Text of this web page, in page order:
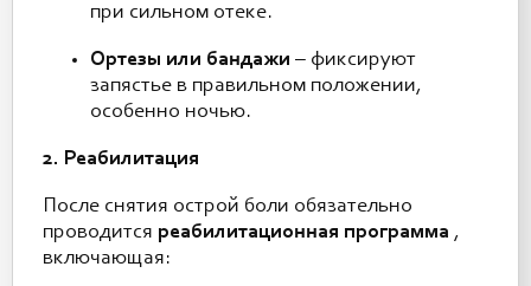
при сильном отеке.
Ортезы или бандажи – фиксируют
запястье в правильном положении,
особенно ночью.
2. Реабилитация
После снятия острой боли обязательно
проводится реабилитационная программа ,
включающая: